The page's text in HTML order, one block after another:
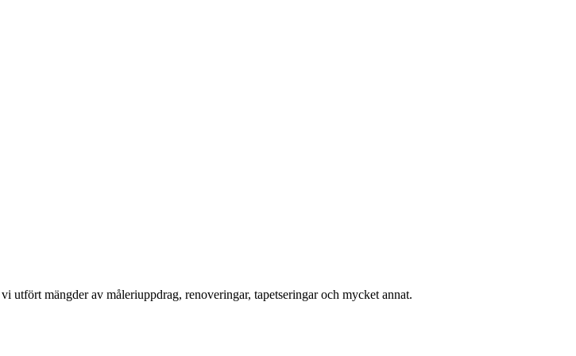
mängder av måleriuppdrag, renoveringar, tapetseringar och mycket annat.